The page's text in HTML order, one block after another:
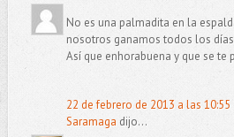
No es una palmadita en la
nosotros ganamos todos los
Así que enhorabuena y que se te
22 de febrero de 2013 a las 10:55
Saramaga dijo...